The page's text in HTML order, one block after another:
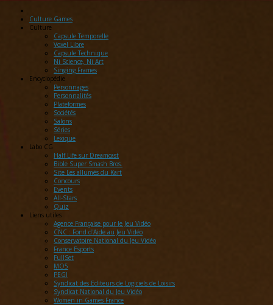
Culture Games
Culture
Capsule Temporelle
Voxel Libre
Capsule Technique
Ni Science, Ni Art
Singing Frames
Encyclopédie
Personnages
Personnalités
Plateformes
Sociétés
Salons
Séries
Lexique
Labo CG
Half Life sur Dreamcast
Bible Super Smash Bros.
Site Les allumés du Kart
Concours
Events
All-Stars
Quiz
Liens utiles
Agence Française pour le Jeu Vidéo
CNC : Fond d'Aide au Jeu Vidéo
Conservatoire National du Jeu Vidéo
France Esports
FullSet
MO5
PEGI
Syndicat des Editeurs de Logiciels de Loisirs
Syndicat National du Jeu Vidéo
Women in Games France